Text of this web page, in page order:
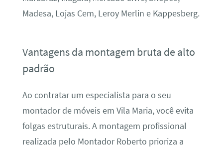
Madesa, Lojas Cem, Leroy Merlin e Kappesberg.
Vantagens da montagem bruta de alto
padrão
Ao contratar um especialista para o seu
montador de móveis em Vila Maria, você evita
folgas estruturais. A montagem profissional
realizada pelo Montador Roberto prioriza a